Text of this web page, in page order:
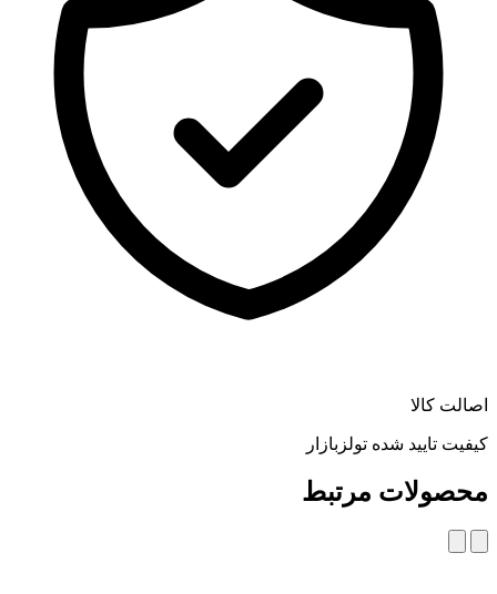
اصالت کالا
کیفیت تایید شده تولزبازار
محصولات مرتبط